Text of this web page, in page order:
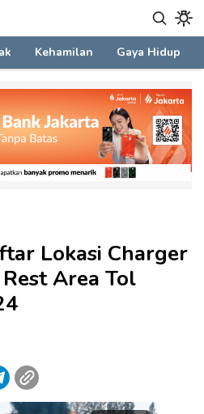
Mami Milenial
Kehamilan Gaya Hidup
Lokasi Charger
Area Tol